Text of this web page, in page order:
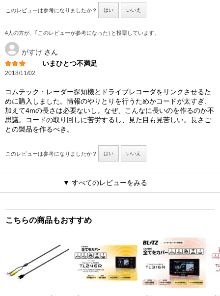
このレビューは参考になりましたか？ はい いいえ
4人の方が、｢このレビューが参考になった｣と投票しています。
がすけ さん
いまひとつ不満足
2018/11/02
コムテック・レーダー探知機とドライブレコーダをリンクさせるた
めに購入しました。情報のやりとりを行うためかコードが太すぎ、
加えて4mの長さは必要ないし。なぜ、こんなに長いのを作るのか不
思議。コードの取り回しに苦労するし、見た目も見苦しい。長さご
との製品を作るべき。
このレビューは参考になりましたか？ はい いいえ
▼ すべてのレビューをみる
こちらの商品もおすすめ